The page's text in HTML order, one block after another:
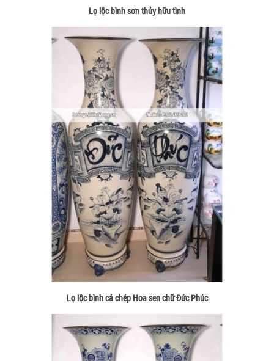
Lọ lộc bình sơn thủy hữu tình
Lọ lộc bình cá chép Hoa sen chữ Đức Phúc